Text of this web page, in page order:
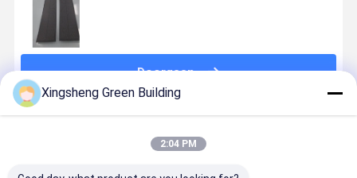
Doorgaan
Xingsheng Green Building
2:04 PM